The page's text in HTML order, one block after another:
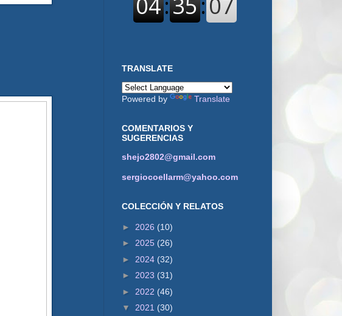
TRANSLATE
Powered by Translate
COMENTARIOS Y
SUGERENCIAS
shejo2802@gmail.com
sergiocoellarm@yahoo.com
COLECCIÓN Y RELATOS
► 2026 (10)
► 2025 (26)
► 2024 (32)
► 2023 (31)
► 2022 (46)
▼ 2021 (30)